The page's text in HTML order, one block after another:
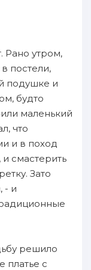
Рано утром,
постели,
подушке и
будто
маленький
что
и в поход
смастерить
Зато
- и
решило
платье с